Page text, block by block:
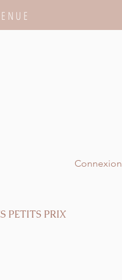
Connexion
PETITS PRIX